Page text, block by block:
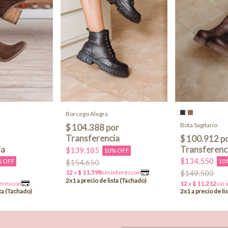
OFF
Borcego Alegra
$139.185 10% OFF
$154.650
Bota Sagitario
$134.550
$149.500